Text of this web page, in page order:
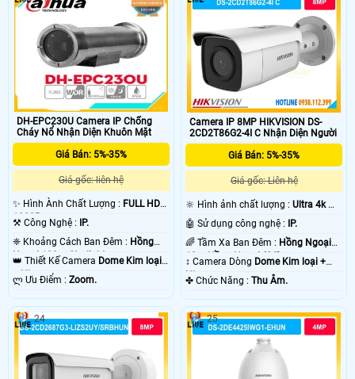
DH-EPC230U Camera IP Chống
Cháy Nổ Nhận Diện Khuôn Mặt
Giá Bán: 5%-35%
Giá gốc: liên hệ
✨ Hình Ành Chất Lượng : FULL HD
1080P .
⚒ Công Nghệ :
IP.
❈ Khoảng Cách Ban Đêm : Hồng
Ngoại 100m Starlight.
👑 Thiết Kế Camera Dome Kim loại
+ Nhựa.
️ლ Ưu Điểm : Zoom.
Camera IP 8MP HIKVISION DS-
2CD2T86G2-4I C Nhận Diện Người
Giá Bán: 5%-35%
Giá gốc: Liên hệ
🔆 Hình ảnh chất lượng :Ultra 4k 👍🏾
.
🤖️ Sử dụng công nghệ :
IP.
🌈 Tầm Xa Ban Đêm : Hồng Ngoại
10m Hồng Ngoại SMD.
↕️ Camera Dòng Dome Kim loại +
Nhựa.
️✤ Chức Năng :Thu Âm.
24 25